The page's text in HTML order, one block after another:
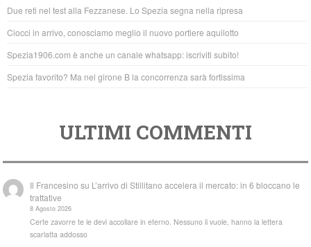
o
k
p
Due reti nel test alla Fezzanese. Lo Spezia segna nella ripresa
Ciocci in arrivo, conosciamo meglio il nuovo portiere aquilotto
Spezia1906.com è anche un canale whatsapp: iscriviti subito!
Spezia favorito? Ma nel girone B la concorrenza sarà fortissima
ULTIMI COMMENTI
Il Francesino su L’arrivo di Stillitano accelera il mercato: in 6 bloccano le
trattative
8 Agosto 2026
Certe zavorre te le devi accollare in eterno. Nessuno li vuole, hanno la lettera
scarlatta addosso